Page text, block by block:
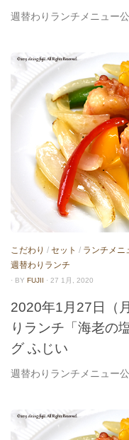
週替わりランチメニュー
こだわり / セット / ランチメニ
週替わりランチ
· BY FUJII · 27 1月, 2020
2020年1月27日（
りランチ「海老の
グ ふじい
週替わりランチメニュー